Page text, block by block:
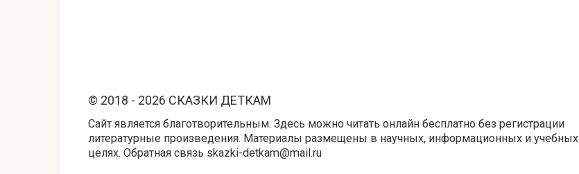
© 2018 - 2026 СКАЗКИ ДЕТКАМ
Сайт является благотворительным. Здесь можно читать онлайн бесплатно без регистрации
литературные произведения. Материалы размещены в научных, информационных и учебных
целях. Обратная связь skazki-detkam@mail.ru